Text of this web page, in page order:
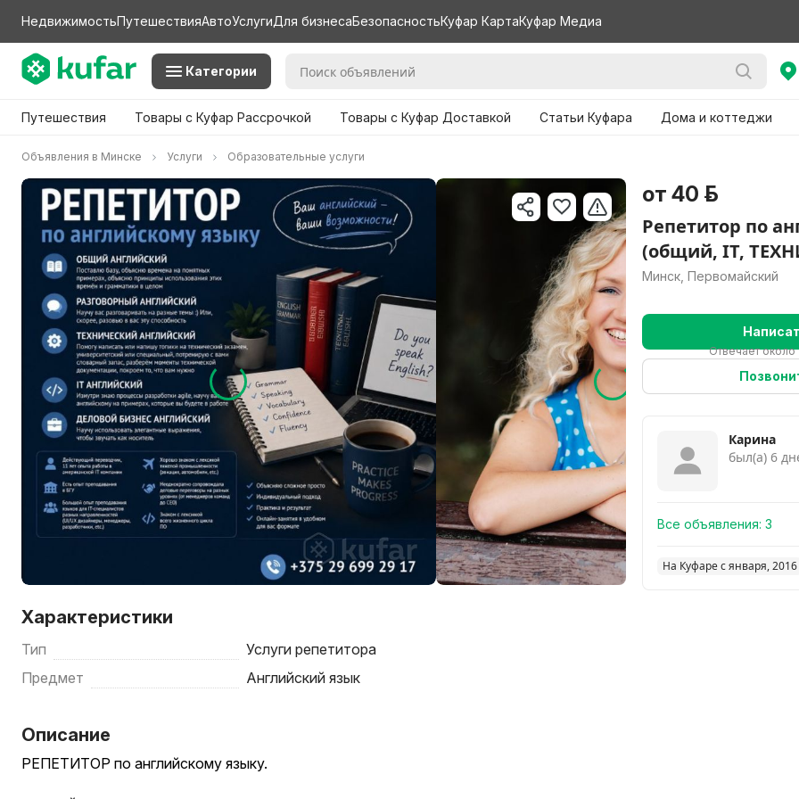
НедвижимостьПутешествияАвтоУслугиДля бизнесаБезопасностьКуфар КартаКуфар Медиа
Категории
Путешествия Товары с Куфар Рассрочкой Товары с Куфар Доставкой Статьи Куфара Дома и коттеджи
Объявления в Минске Услуги Образовательные услуги
Характеристики
Тип
Услуги репетитора
Предмет
Английский язык
Описание
РЕПЕТИТОР по английскому языку.
от 40 р.
Репетитор по
(общий, IT,
Минск, Первомайский
Отвечает около
Карина
был(а) 6
Все объявления: 3
На Куфаре с января, 2016